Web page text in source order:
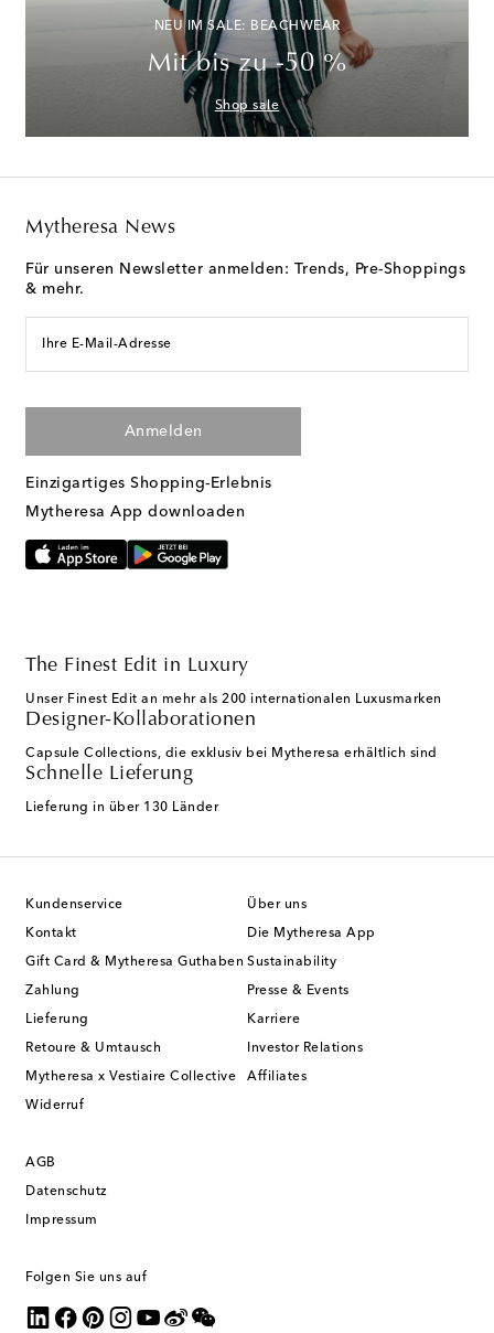
NEU IM SALE: BEACHWEAR
Mit bis zu -50 %
Shop sale
Mytheresa News
Für unseren Newsletter anmelden: Trends, Pre-Shoppings
& mehr.
Ihre E-Mail-Adresse
Anmelden
Einzigartiges Shopping-Erlebnis
Mytheresa App downloaden
The Finest Edit in Luxury
Unser Finest Edit an mehr als 200 internationalen Luxusmarken
Designer-Kollaborationen
Capsule Collections, die exklusiv bei Mytheresa erhältlich sind
Schnelle Lieferung
Lieferung in über 130 Länder
Kundenservice
Kontakt
Gift Card & Mytheresa Guthaben
Zahlung
Lieferung
Retoure & Umtausch
Mytheresa x Vestiaire Collective
Widerruf
Über uns
Die Mytheresa App
Sustainability
Presse & Events
Karriere
Investor Relations
Affiliates
AGB
Datenschutz
Impressum
Folgen Sie uns auf